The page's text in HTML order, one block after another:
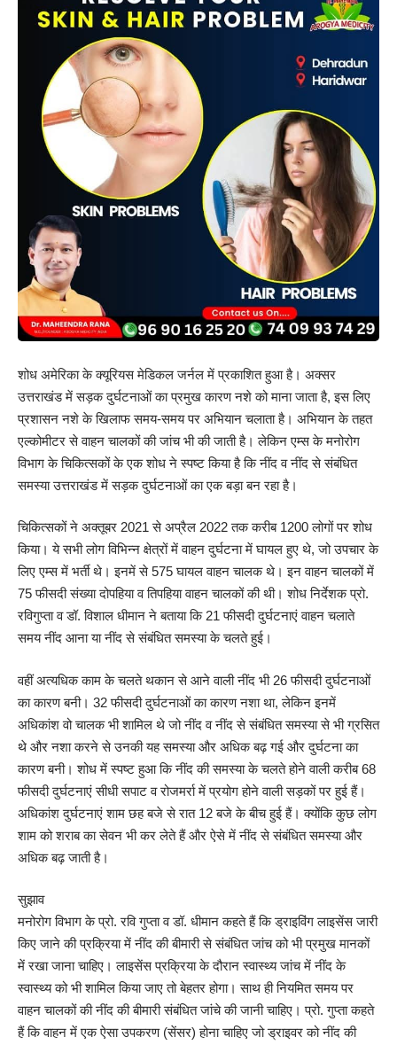
शोध अमेरिका के क्यूरियस मेडिकल जर्नल में प्रकाशित हुआ है। अक्सर
उत्तराखंड में सड़क दुर्घटनाओं का प्रमुख कारण नशे को माना जाता है, इस लिए
प्रशासन नशे के खिलाफ समय-समय पर अभियान चलाता है। अभियान के तहत
एल्कोमीटर से वाहन चालकों की जांच भी की जाती है। लेकिन एम्स के मनोरोग
विभाग के चिकित्सकों के एक शोध ने स्पष्ट किया है कि नींद व नींद से संबंधित
समस्या उत्तराखंड में सड़क दुर्घटनाओं का एक बड़ा बन रहा है।
चिकित्सकों ने अक्तूबर 2021 से अप्रैल 2022 तक करीब 1200 लोगों पर शोध
किया। ये सभी लोग विभिन्न क्षेत्रों में वाहन दुर्घटना में घायल हुए थे, जो उपचार के
लिए एम्स में भर्ती थे। इनमें से 575 घायल वाहन चालक थे। इन वाहन चालकों में
75 फीसदी संख्या दोपहिया व तिपहिया वाहन चालकों की थी। शोध निर्देशक प्रो.
रविगुप्ता व डॉ. विशाल धीमान ने बताया कि 21 फीसदी दुर्घटनाएं वाहन चलाते
समय नींद आना या नींद से संबंधित समस्या के चलते हुई।
वहीं अत्यधिक काम के चलते थकान से आने वाली नींद भी 26 फीसदी दुर्घटनाओं
का कारण बनी। 32 फीसदी दुर्घटनाओं का कारण नशा था, लेकिन इनमें
अधिकांश वो चालक भी शामिल थे जो नींद व नींद से संबंधित समस्या से भी ग्रसित
थे और नशा करने से उनकी यह समस्या और अधिक बढ़ गई और दुर्घटना का
कारण बनी। शोध में स्पष्ट हुआ कि नींद की समस्या के चलते होने वाली करीब 68
फीसदी दुर्घटनाएं सीधी सपाट व रोजमर्रा में प्रयोग होने वाली सड़कों पर हुई हैं।
अधिकांश दुर्घटनाएं शाम छह बजे से रात 12 बजे के बीच हुई हैं। क्योंकि कुछ लोग
शाम को शराब का सेवन भी कर लेते हैं और ऐसे में नींद से संबंधित समस्या और
अधिक बढ़ जाती है।
सुझाव
मनोरोग विभाग के प्रो. रवि गुप्ता व डॉ. धीमान कहते हैं कि ड्राइविंग लाइसेंस जारी
किए जाने की प्रक्रिया में नींद की बीमारी से संबंधित जांच को भी प्रमुख मानकों
में रखा जाना चाहिए। लाइसेंस प्रक्रिया के दौरान स्वास्थ्य जांच में नींद के
स्वास्थ्य को भी शामिल किया जाए तो बेहतर होगा। साथ ही नियमित समय पर
वाहन चालकों की नींद की बीमारी संबंधित जांचे की जानी चाहिए। प्रो. गुप्ता कहते
हैं कि वाहन में एक ऐसा उपकरण (सेंसर) होना चाहिए जो ड्राइवर को नींद की